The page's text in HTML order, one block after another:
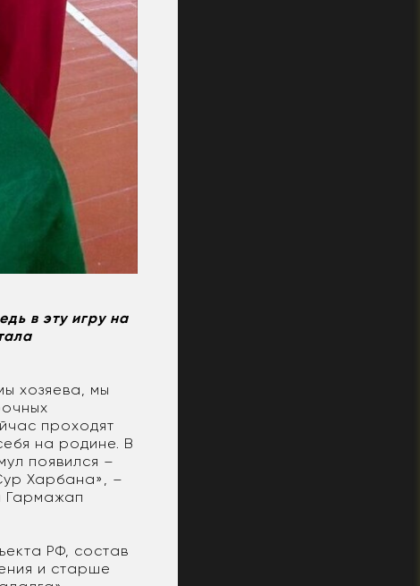
в эту игру на
хозяева, мы
проходят
на родине. В
появился –
Харбана», –
Гармажап
РФ, состав
и старше